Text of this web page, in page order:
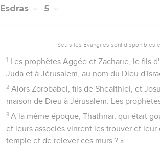
Esdras 5
Seuls les Évangiles sont disponibles
1 Les prophètes Aggée et Zacharie, le fils
Juda et à Jérusalem, au nom du Dieu
2 Alors Zorobabel, fils de Shealthiel, et
maison de Dieu à Jérusalem. Les
3 A la même époque, Thathnaï, qui était
et leurs associés vinrent les trouver et
temple et de relever ces murs ? »